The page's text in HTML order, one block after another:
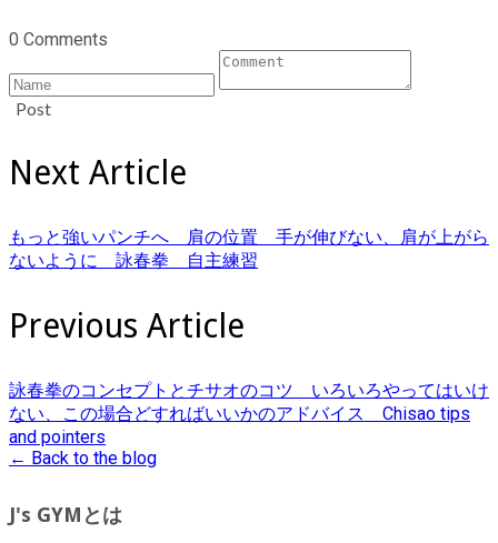
0 Comments
Post
Next Article
もっと強いパンチへ 肩の位置 手が伸びない、肩が上がら
ないように 詠春拳 自主練習
Previous Article
詠春拳のコンセプトとチサオのコツ いろいろやってはいけ
ない、この場合どすればいいかのアドバイス Chisao tips
and pointers
← Back to the blog
J's GYMとは